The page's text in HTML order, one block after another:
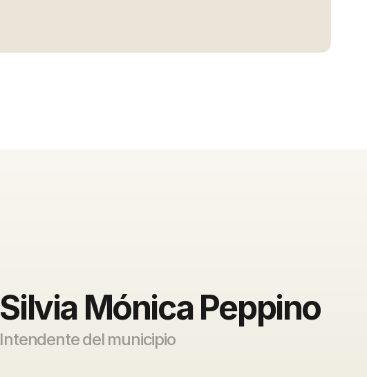
Silvia Mónica Peppino
Intendente del municipio